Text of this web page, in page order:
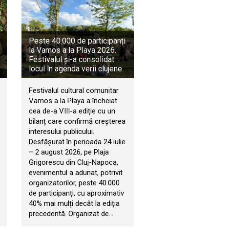
Peste 40.000 de participanți
la Vamos a la Playa 2026.
Festivalul și-a consolidat
locul în agenda verii clujene
Festivalul cultural comunitar
Vamos a la Playa a încheiat
cea de-a VIII-a ediție cu un
bilanț care confirmă creșterea
interesului publicului.
Desfășurat în perioada 24 iulie
– 2 august 2026, pe Plaja
Grigorescu din Cluj-Napoca,
evenimentul a adunat, potrivit
organizatorilor, peste 40.000
de participanți, cu aproximativ
40% mai mulți decât la ediția
precedentă. Organizat de…